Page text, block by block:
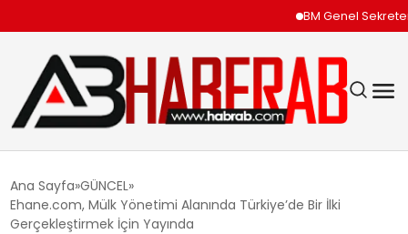
BM Genel Sekreteri
EKONOMI
Ana Sayfa GÜNCEL
Ehane.com, Mülk Yönetimi Alanında Türkiye’de Bir İlki
Gerçekleştirmek İçin Yayında